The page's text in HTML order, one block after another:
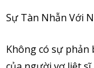
Sự Tàn Nhẫn Với
Không có sự phản